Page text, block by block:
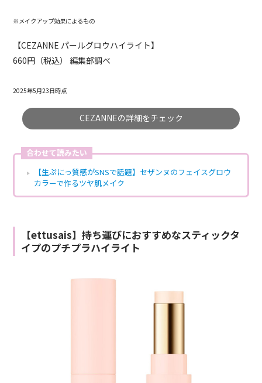
※メイクアップ効果によるもの
【CEZANNE パールグロウハイライト】
660円（税込） 編集部調べ
2025年5月23日時点
CEZANNEの詳細をチェック
合わせて読みたい
【生ぷにっ質感がSNSで話題】セザンヌのフェイスグロウ
カラーで作るツヤ肌メイク
【ettusais】持ち運びにおすすめなスティックタ
イプのプチプラハイライト